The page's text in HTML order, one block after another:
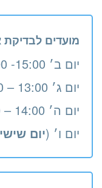
מועדים לבדיקת
יום ב׳ 15:00- 18:00
יום ג׳ 13:00 – 15:00
יום ה׳ 14:00 – 16:00
יום ו׳ (יום שישי